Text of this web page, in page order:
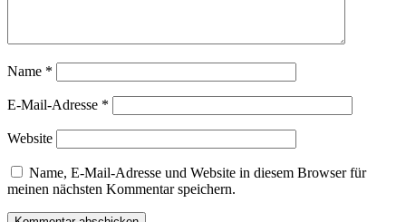
Name *
E-Mail-Adresse *
Website
Name, E-Mail-Adresse und Website in diesem Browser für
meinen nächsten Kommentar speichern.